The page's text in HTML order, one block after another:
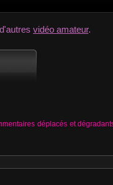
vidéo amateur.
déplacés et